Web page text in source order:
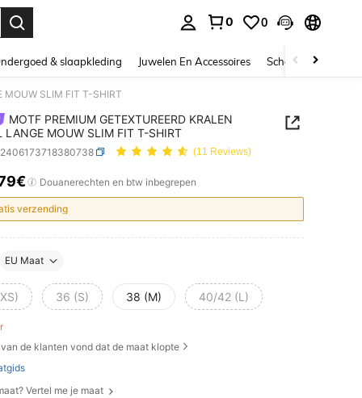
0 0
& slaapkleding Juwelen En Accessoires Schoonheid &
MOUW SLIM FIT T-SHIRT
MOTF PREMIUM GETEXTUREERD KRALEN
LANGE MOUW SLIM FIT T-SHIRT
(11 Reviews)
AND AVAILABILITY
Douanerechten en btw inbegrepen
verzending
EU Maat
36 (S) 38 (M) 40/42 (L)
van de klanten vond dat de maat klopte
Vertel me je maat